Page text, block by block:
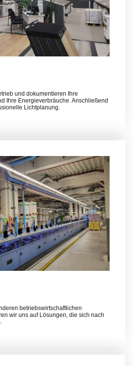
und dokumentieren Ihre
Ihre Energieverbräuche. Anschließend
Lichtplanung.
betriebswirtschaftlichen
wir uns auf Lösungen, die sich nach